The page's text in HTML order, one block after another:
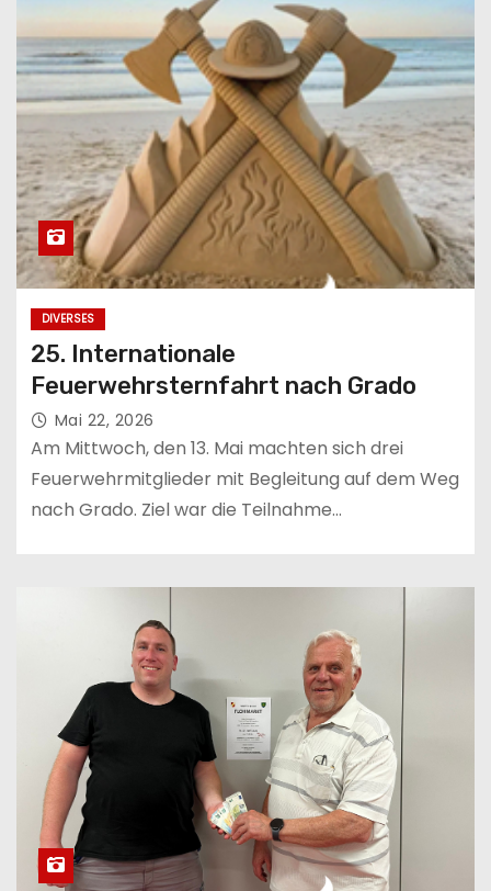
DIVERSES
25. Internationale
Feuerwehrsternfahrt nach Grado
Mai 22, 2026
Am Mittwoch, den 13. Mai machten sich drei
Feuerwehrmitglieder mit Begleitung auf dem Weg
nach Grado. Ziel war die Teilnahme…